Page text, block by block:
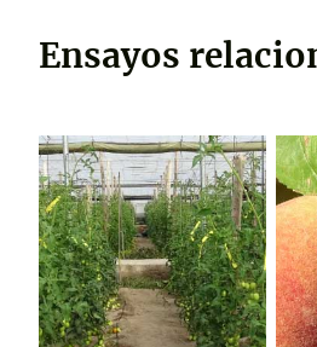
Ensayos